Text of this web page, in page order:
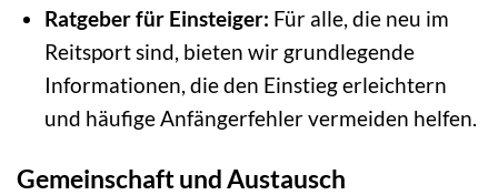
Ratgeber für Einsteiger: Für alle, die neu im
Reitsport sind, bieten wir grundlegende
Informationen, die den Einstieg erleichtern
und häufige Anfängerfehler vermeiden helfen.
Gemeinschaft und Austausch